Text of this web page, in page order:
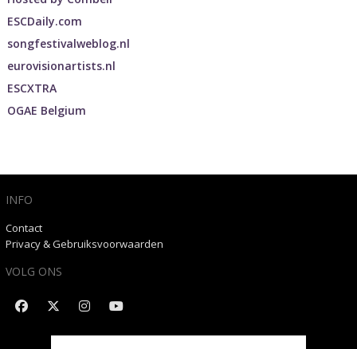
ESCDaily.com
songfestivalweblog.nl
eurovisionartists.nl
ESCXTRA
OGAE Belgium
INFO
Contact
Privacy & Gebruiksvoorwaarden
VOLG ONS